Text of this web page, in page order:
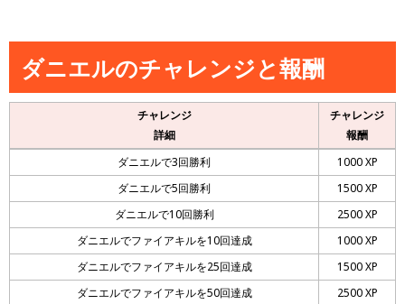
ダニエルのチャレンジと報酬
チャレンジ
詳細
チャレンジ
報酬
ダニエルで3回勝利
1000 XP
ダニエルで5回勝利
1500 XP
ダニエルで10回勝利
2500 XP
ダニエルでファイアキルを10回達成
1000 XP
ダニエルでファイアキルを25回達成
1500 XP
ダニエルでファイアキルを50回達成
2500 XP